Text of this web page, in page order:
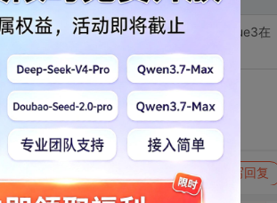
应式），对比Vue2的兼容性妥协。探讨Vue3在
写回复